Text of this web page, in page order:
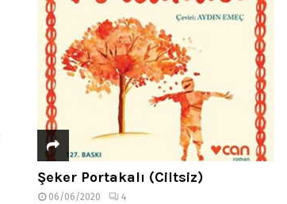
Şeker Portakalı (Ciltsiz)
06/06/2020 4